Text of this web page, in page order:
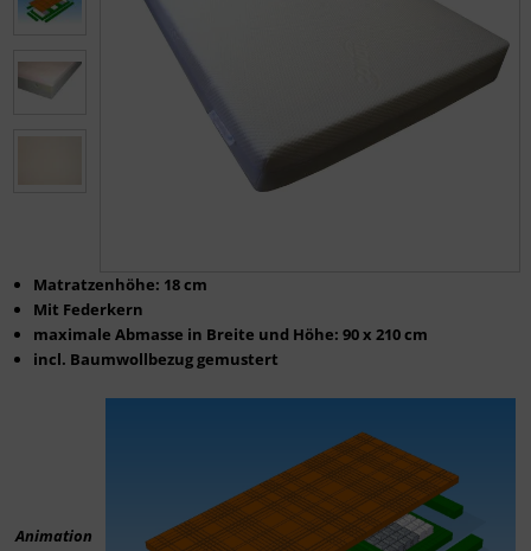
Matratzenhöhe: 18 cm
Mit Federkern
maximale Abmasse in Breite und Höhe: 90 x 210 cm
incl. Baumwollbezug gemustert
Animation